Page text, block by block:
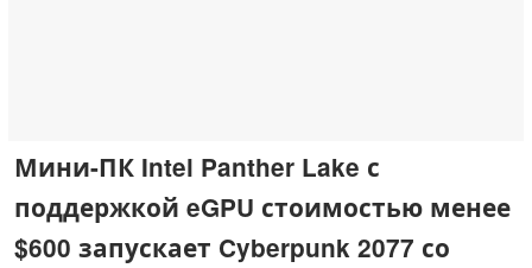
Мини-ПК Intel Panther Lake с
поддержкой eGPU стоимостью менее
$600 запускает Cyberpunk 2077 со